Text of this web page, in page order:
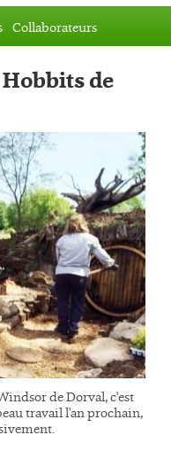
Collaborateurs
de
de Dorval, c'est
travail l'an prochain,